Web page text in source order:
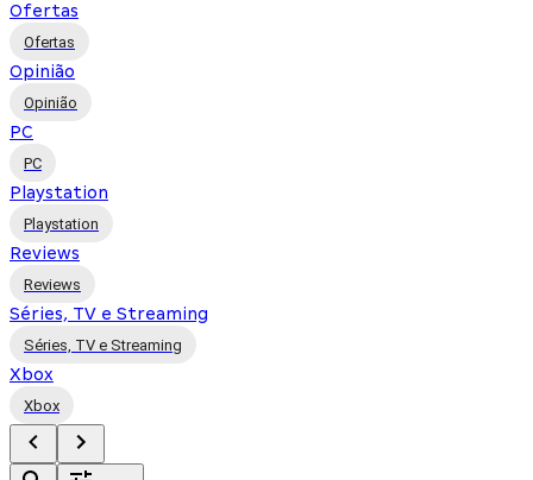
Ofertas
Ofertas
Opinião
Opinião
PC
PC
Playstation
Playstation
Reviews
Reviews
Séries, TV e Streaming
Séries, TV e Streaming
Xbox
Xbox